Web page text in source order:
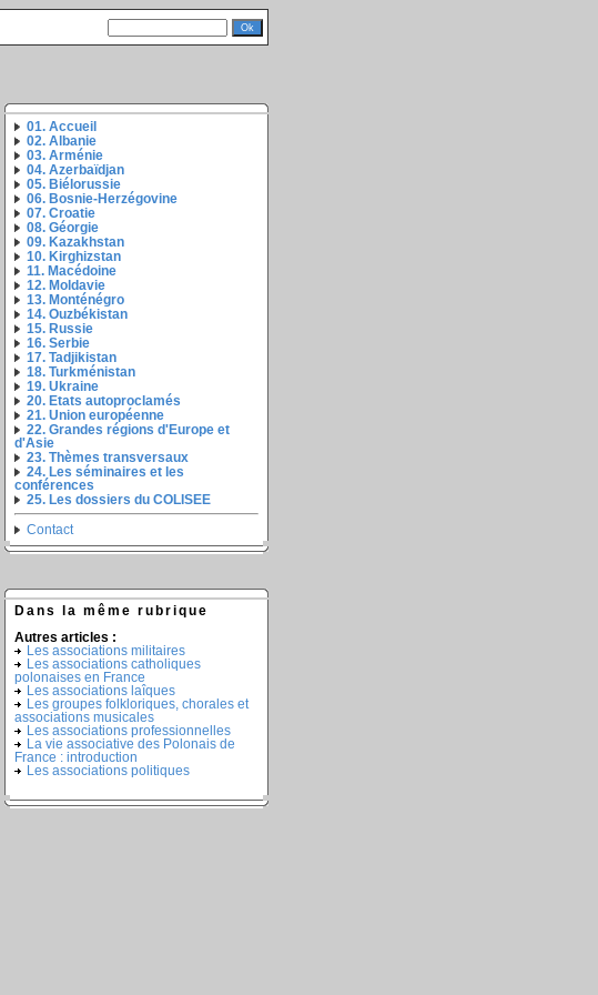
01. Accueil
02. Albanie
03. Arménie
04. Azerbaïdjan
05. Biélorussie
06. Bosnie-Herzégovine
07. Croatie
08. Géorgie
09. Kazakhstan
10. Kirghizstan
11. Macédoine
12. Moldavie
13. Monténégro
14. Ouzbékistan
15. Russie
16. Serbie
17. Tadjikistan
18. Turkménistan
19. Ukraine
20. Etats autoproclamés
21. Union européenne
22. Grandes régions d'Europe et
d'Asie
23. Thèmes transversaux
24. Les séminaires et les
conférences
25. Les dossiers du COLISEE
Contact
Dans la même rubrique
Autres articles :
Les associations militaires
Les associations catholiques
polonaises en France
Les associations laîques
Les groupes folkloriques, chorales et
associations musicales
Les associations professionnelles
La vie associative des Polonais de
France : introduction
Les associations politiques